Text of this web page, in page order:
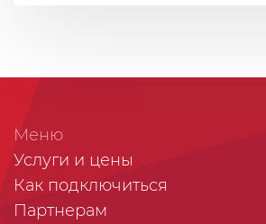
Меню
Услуги и цены
Как подключиться
Партнерам